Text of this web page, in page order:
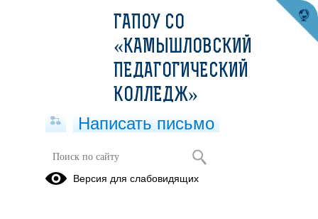
Правила безопасного поведения на
зимних каникулах
ГАПОУ СО
«КАМЫШЛОВСКИЙ
ПЕДАГОГИЧЕСКИЙ
КОЛЛЕДЖ»
Написать письмо
Версия для слабовидящих